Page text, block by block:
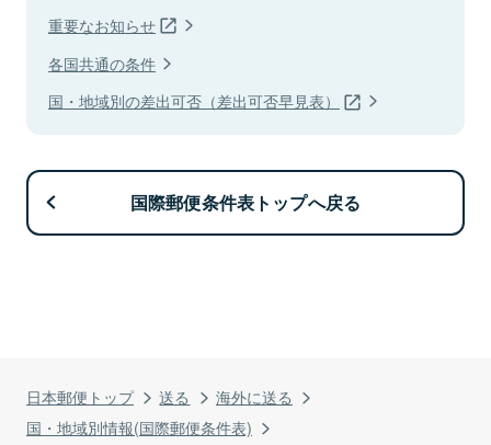
日本郵便トップ 送る
海外に送る
国・地域別情報(国際郵便条件表)
重要なお知らせ
各国共通の条件
国・地域別の差出可否（差出可否早見表）
国際郵便条件表トップへ戻る